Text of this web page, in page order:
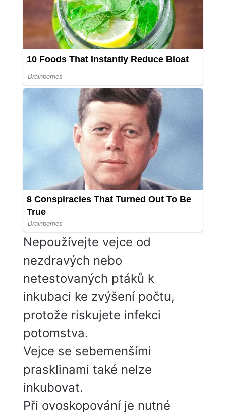
Nepoužívejte vejce od
nezdravých nebo
netestovaných ptáků k
inkubaci ke zvýšení počtu,
protože riskujete infekci
potomstva.
Vejce se sebemenšími
prasklinami také nelze
inkubovat.
Při ovoskopování je nutné